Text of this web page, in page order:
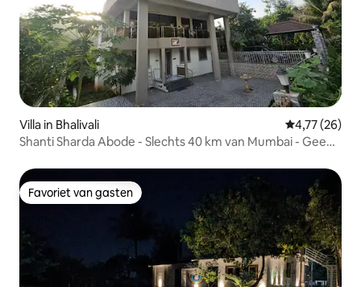
Villa in Bhalivali Gemiddelde
4,77 (26)
Shanti Sharda Abode - Slechts 40 km van Mumbai - Geen
Favoriet van gasten
Favoriet van gasten